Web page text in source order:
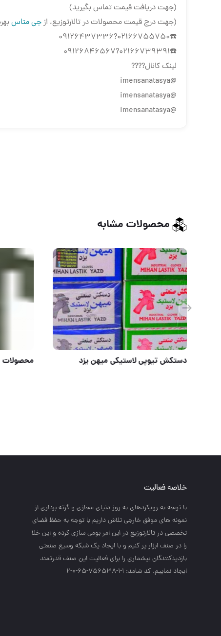
(جهت دریافت قیمت تماس بگیرید)
(جهت درج قیمت محصولات در تالارتوزیع، ازجی متاس
☎️02166755750?09126437336
☎️02166739391?09126846567
لینک کانال????
@imensanatasya
@imensanatasya
@imensanatasya
محصولات مشابه
محصولات ایمنی رحیمی دستکش
خلاصه فعالیت
با توجه به رويكردهاي به روز دنياي مجازي و گرته برداري از
نمونه هاي موفق خارجي تلاش داريم با توجه به حفظ فضاي
تخصصي در تالارتوزيع در اين امر بومي سازي كرده و اين خلا
را در صنف ابزار پر كنيم و با ايجاد يك شبكه وسيع صنعتي
بازديدكنندگان بيشماري را براي فعاليت اين صنف قدرتمند
ايجاد نماييم. کد شامد: 1-1-756538-65-0-2